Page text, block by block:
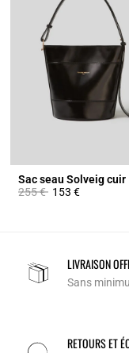
Sac seau Solveig cuir
Prix réduit à partir de
255 €à153 €
LIVRAISON
Sans
RETOURS ET